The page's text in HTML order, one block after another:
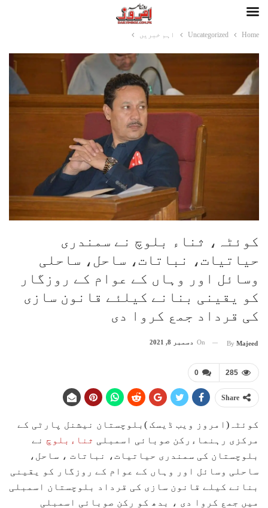
Home
Uncategorized اہم خبریں
کوئٹہ، ثناء بلوچ نے سمندری
حیاتیات، نباتات، ساحل، ساحلی
وسائل اور وہاں کے عوام کے روزگار
کو یقینی بنانے کیلئے قانون سازی
کی قرداد جمع کروا دی
By Majeed
On دسمبر 8, 2021
0 285
Share
کوئٹہ(امروز ویب ڈیسک )بلوچستان نیشنل پارٹی کے
مرکزی رہنماءرکن صوبائی اسمبلی ثناءبلوچ نے
بلوچستان کی سمندری حیاتیات، نباتات ، ساحل،
ساحلی وسائل اور وہاں کے عوام کے روزگار کو یقینی
بنانے کیلے قانون سازی کی قرداد بلوچستان اسمبلی
میں جمع کروا دی ، بدھ کو رکن صوبائی اسمبلی